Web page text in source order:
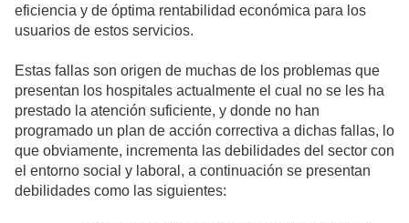
eficiencia y de óptima rentabilidad económica para los
usuarios de estos servicios.
Estas fallas son origen de muchas de los problemas que
presentan los hospitales actualmente el cual no se les ha
prestado la atención suficiente, y donde no han
programado un plan de acción correctiva a dichas fallas, lo
que obviamente, incrementa las debilidades del sector con
el entorno social y laboral, a continuación se presentan
debilidades como las siguientes: